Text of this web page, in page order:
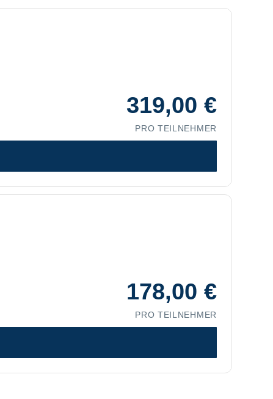
319,00 €
PRO TEILNEHMER
178,00 €
PRO TEILNEHMER